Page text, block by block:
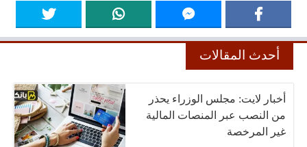
أحدث المقالات
أخبار لايت: مجلس الوزراء يحذر
من النصب عبر المنصات المالية
غير المرخصة